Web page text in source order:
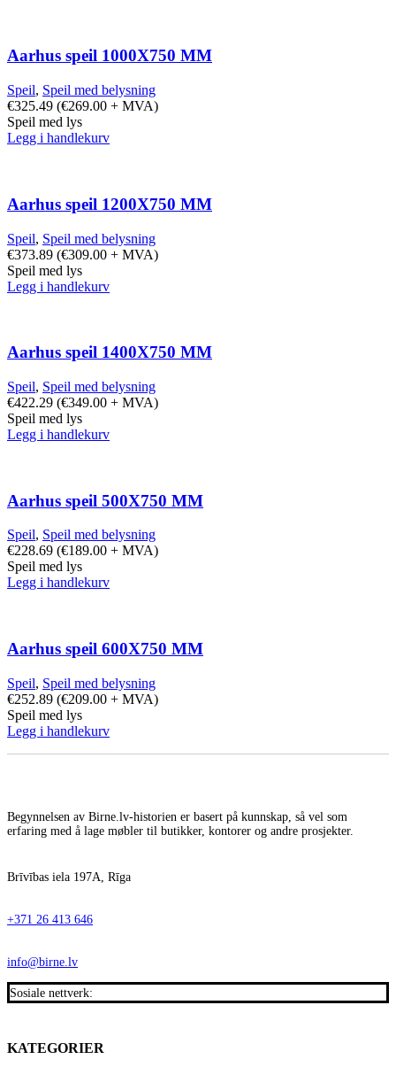
Aarhus speil 1000X750 MM
Speil, Speil med belysning
€325.49 (€269.00 + MVA)
Speil med lys
Legg i handlekurv
Aarhus speil 1200X750 MM
Speil, Speil med belysning
€373.89 (€309.00 + MVA)
Speil med lys
Legg i handlekurv
Aarhus speil 1400X750 MM
Speil, Speil med belysning
€422.29 (€349.00 + MVA)
Speil med lys
Legg i handlekurv
Aarhus speil 500X750 MM
Speil, Speil med belysning
€228.69 (€189.00 + MVA)
Speil med lys
Legg i handlekurv
Aarhus speil 600X750 MM
Speil, Speil med belysning
€252.89 (€209.00 + MVA)
Speil med lys
Legg i handlekurv
Begynnelsen av Birne.lv-historien er basert på kunnskap, så vel som
erfaring med å lage møbler til butikker, kontorer og andre prosjekter.
Brīvības iela 197A, Rīga
+371 26 413 646
info@birne.lv
Sosiale nettverk:
KATEGORIER